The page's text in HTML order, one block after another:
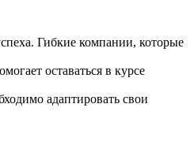
Гибкие компании, которые
оставаться в курсе
адаптировать свои